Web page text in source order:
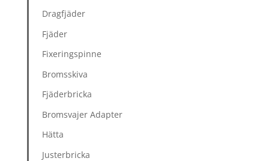
Dragfjäder
Fjäder
Fixeringspinne
Bromsskiva
Fjäderbricka
Bromsvajer Adapter
Hätta
Justerbricka